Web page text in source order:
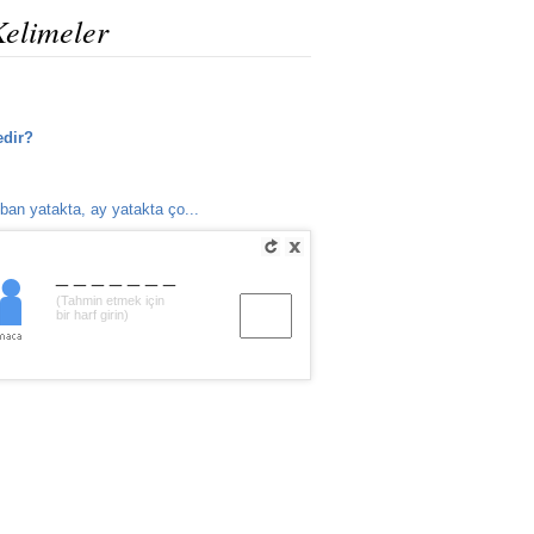
yatakta, ay yatakta ço...
(Tahmin etmek için
bir harf girin)